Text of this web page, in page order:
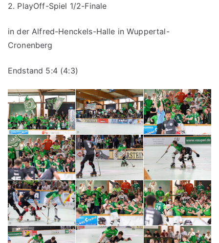
2. PlayOff-Spiel 1/2-Finale
in der Alfred-Henckels-Halle in Wuppertal-
Cronenberg
Endstand 5:4 (4:3)